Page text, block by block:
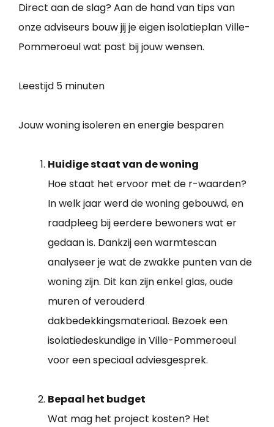
Direct aan de slag? Aan de hand van tips van
onze adviseurs bouw jij je eigen isolatieplan Ville-
Pommeroeul wat past bij jouw wensen.
Leestijd 5 minuten
Jouw woning isoleren en energie besparen
Huidige staat van de woning
Hoe staat het ervoor met de r-waarden?
In welk jaar werd de woning gebouwd, en
raadpleeg bij eerdere bewoners wat er
gedaan is. Dankzij een warmtescan
analyseer je wat de zwakke punten van de
woning zijn. Dit kan zijn enkel glas, oude
muren of verouderd
dakbedekkingsmateriaal. Bezoek een
isolatiedeskundige in Ville-Pommeroeul
voor een speciaal adviesgesprek.
Bepaal het budget
Wat mag het project kosten? Het